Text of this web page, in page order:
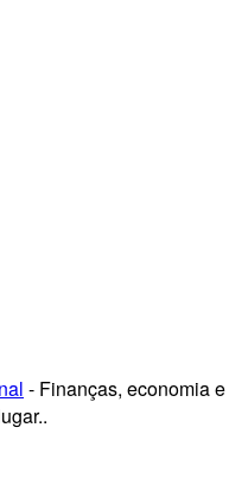
- Finanças, economia e